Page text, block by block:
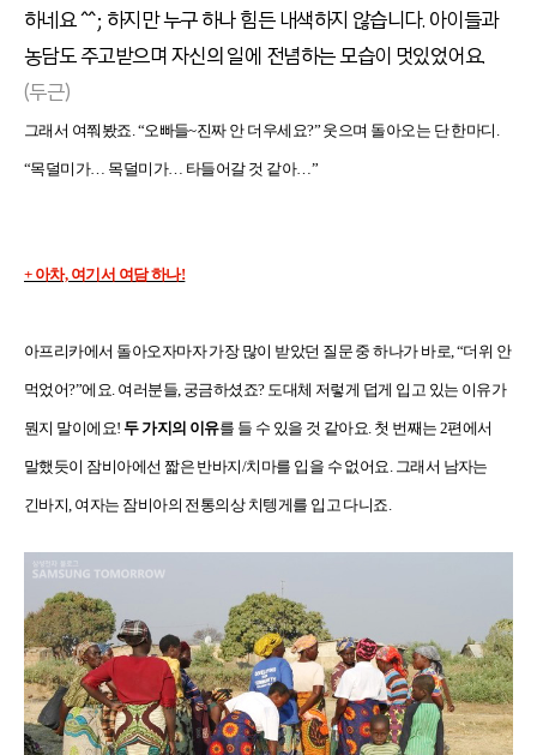
하네요 ^^; 하지만 누구 하나 힘든 내색하지 않습니다. 아이들과
농담도 주고받으며 자신의 일에 전념하는 모습이 멋있었어요.
(두근)
그래서 여쭤봤죠. “오빠들~진짜 안 더우세요?” 웃으며 돌아오는 단 한마디.
“목덜미가… 목덜미가… 타들어갈 것 같아…”
+ 아차, 여기서 여담 하나!
아프리카에서 돌아오자마자 가장 많이 받았던 질문 중 하나가 바로, “더위 안
먹었어?”에요. 여러분들, 궁금하셨죠? 도대체 저렇게 덥게 입고 있는 이유가
뭔지 말이에요! 두 가지의 이유를 들 수 있을 것 같아요. 첫 번째는 2편에서
말했듯이 잠비아에선 짧은 반바지/치마를 입을 수 없어요. 그래서 남자는
긴바지, 여자는 잠비아의 전통의상 치텡게를 입고 다니죠.